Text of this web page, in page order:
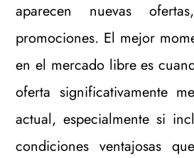
aparecen nuevas
promociones. El mejor
en el mercado libre es
oferta significativamente
actual, especialmente si
condiciones ventajosas